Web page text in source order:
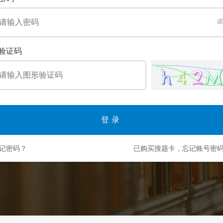
证码
登录
密码？ 已购买搜题卡，忘记账号密